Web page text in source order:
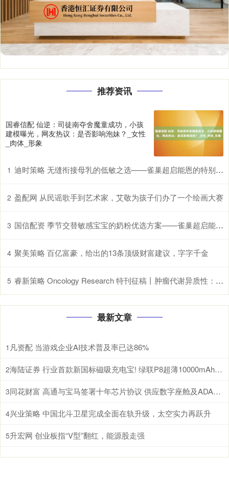
推荐资讯
国睿信配 仙逆：司徒南夺舍魔童成功，小孩
建模曝光，网友热议：是否影响泡妹？_女性
_肉体_形象
1 迪时策略 无缝衔接母乳的低敏之选——雀巢超启能恩的特别优势
2 盈配网 从民谣歌手到艺术家，艾敬为孩子们办了一个绘画大赛
3 国信配资 季节交替敏感宝宝的奶粉优选方案——雀巢超启能恩，守护脆弱肠胃
4 聚美策略 百亿富豪，给出的13条顶级财富建议，字字千金
5 睿新策略 Oncology Research 特刊征稿丨肿瘤代谢异质性：机制、生物标志物与治疗意义_研究
最新文章
1 凡资配 当游戏企业AI技术普及率已达86%
2 海陆证券 行业首款新国标磁吸充电宝! 绿联P8超薄10000mAh磁吸移动电源开启预约
3 同花财富 高通与宝马签署十年芯片协议 供应数字座舱及ADAS计算芯片
4兴业策略 中国北斗卫星完成全面在轨升级，太空实力再跃升
5升宏网 创业板指“V型”翻红，能源股走强